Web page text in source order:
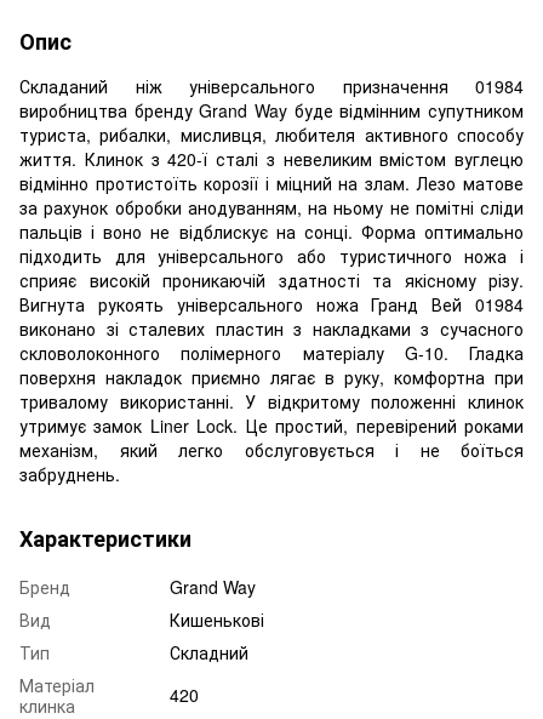
Опис
Складаний ніж універсального призначення 01984
виробництва бренду Grand Way буде відмінним супутником
туриста, рибалки, мисливця, любителя активного способу
життя. Клинок з 420-ї сталі з невеликим вмістом вуглецю
відмінно протистоїть корозії і міцний на злам. Лезо матове
за рахунок обробки анодуванням, на ньому не помітні сліди
пальців і воно не відблискує на сонці. Форма оптимально
підходить для універсального або туристичного ножа і
сприяє високій проникаючій здатності та якісному різу.
Вигнута рукоять універсального ножа Гранд Вей 01984
виконано зі сталевих пластин з накладками з сучасного
скловолоконного полімерного матеріалу G-10. Гладка
поверхня накладок приємно лягає в руку, комфортна при
тривалому використанні. У відкритому положенні клинок
утримує замок Liner Lock. Це простий, перевірений роками
механізм, який легко обслуговується і не боїться
забруднень.
Характеристики
Бренд
Grand Way
Вид
Кишенькові
Тип
Складний
Матеріал
клинка
420